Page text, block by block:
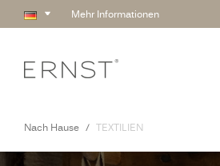
Mehr Informationen
Nach Hause TEXTILIEN